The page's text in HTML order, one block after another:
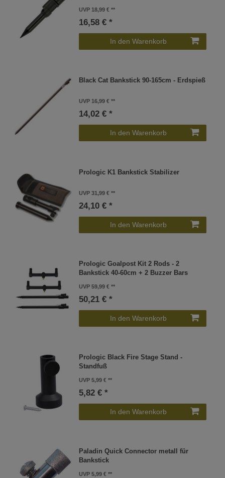
UVP 18,99 €
16,58 € *
In den Warenkorb
Black Cat Bankstick 90-165cm - Erdspieß
UVP 16,99 €
14,02 € *
In den Warenkorb
Prologic K1 Bankstick Stabilizer
UVP 31,99 €
24,10 € *
In den Warenkorb
Prologic Goalpost Kit 2 Rods - 2
Bankstick 40-60cm + 2 Buzzer Bars
UVP 59,99 €
50,21 € *
In den Warenkorb
Prologic Black Fire Stage Stand -
Standfuß
UVP 5,99 €
5,82 € *
In den Warenkorb
Paladin Quick Connector metall für
Bankstick
UVP 5,99 €